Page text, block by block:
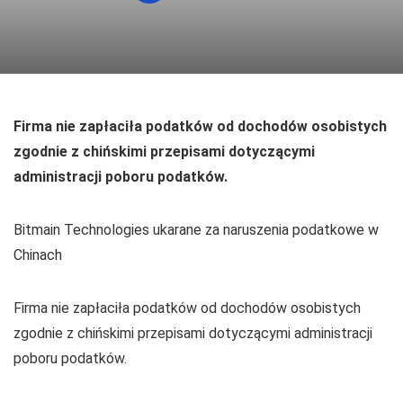
Firma nie zapłaciła podatków od dochodów osobistych
zgodnie z chińskimi przepisami dotyczącymi
administracji poboru podatków.
Bitmain Technologies ukarane za naruszenia podatkowe w
Chinach
Firma nie zapłaciła podatków od dochodów osobistych
zgodnie z chińskimi przepisami dotyczącymi administracji
poboru podatków.